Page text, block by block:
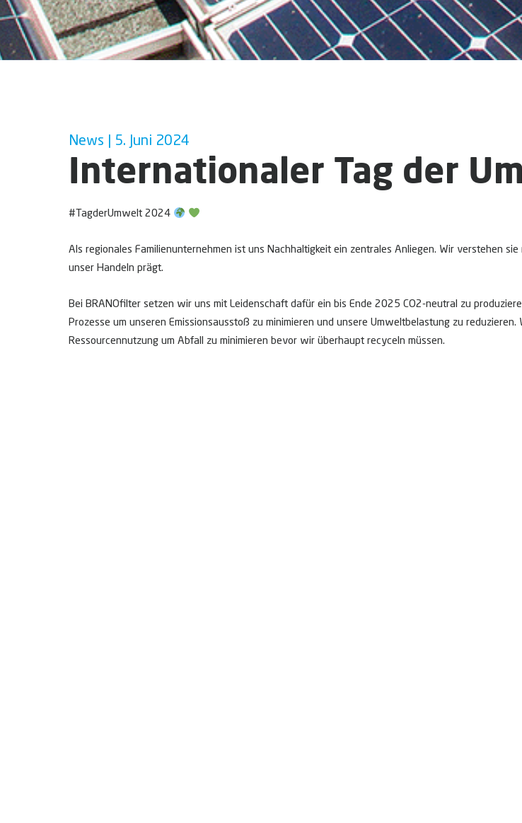
News | 5. Juni 2024
Internationaler Tag der
#TagderUmwelt 2024
Als regionales Familienunternehmen ist uns Nachhaltigkeit ein zentrales Anliegen. Wir verstehen
unser Handeln prägt.
Bei BRANOfilter setzen wir uns mit Leidenschaft dafür ein bis Ende 2025 CO2-neutral zu
Prozesse um unseren Emissionsausstoß zu minimieren und unsere Umweltbelastung zu
Ressourcennutzung um Abfall zu minimieren bevor wir überhaupt recyceln müssen.